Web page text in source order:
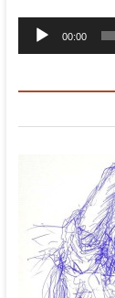
Odtwarzacz
plików
00:00